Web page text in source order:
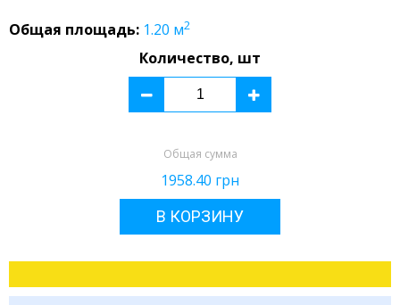
Общая площадь: 1.20 м2
Количество, шт
Общая сумма
1958.40 грн
В КОРЗИНУ